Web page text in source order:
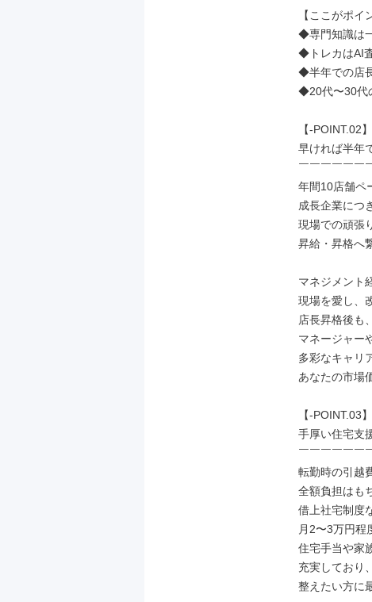
【ここがポイ
◆専門知識は
◆トレカはAI
◆半年での店
◆20代〜30代
【-POINT.02】
早ければ半年
￣￣￣￣￣￣
年間10店舗ペ
成長企業につ
現場での頑張
昇給・昇格へ
マネジメント
現場を愛し、
店長昇格後も
マネージャー
多彩なキャリ
あなたの市場
【-POINT.03】
手厚い住宅支
￣￣￣￣￣￣
転勤時の引越
全額負担はも
借上社宅制度
月2〜3万円程
住宅手当や家
充実しており
整えたい方に